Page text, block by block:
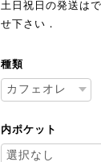
土日祝日の発送は
せ下さい．
種類
内ポケット